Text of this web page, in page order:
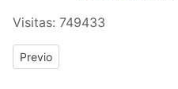
Visitas: 749433
Previous article:
Previo